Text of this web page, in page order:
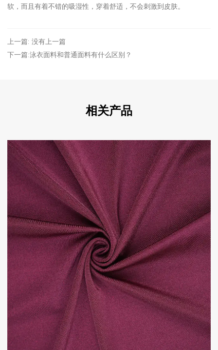
软，而且有着不错的吸湿性，穿着舒适，不会刺激到皮肤。
上一篇: 没有上一篇
下一篇:泳衣面料和普通面料有什么区别？
相关产品